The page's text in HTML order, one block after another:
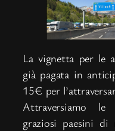
La vignetta per le
già pagata in
15€ per
Attraversiamo
graziosi paesini